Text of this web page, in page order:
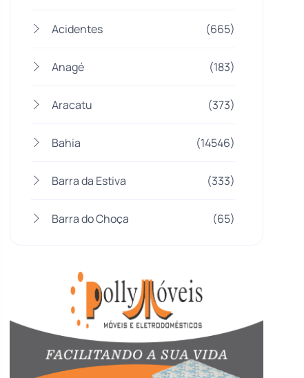
Acidentes (665)
Anagé (183)
Aracatu (373)
Bahia (14546)
Barra da Estiva (333)
Barra do Choça (65)
Bom Jesus da Lapa
Boquira (152)
Botuporã (72)